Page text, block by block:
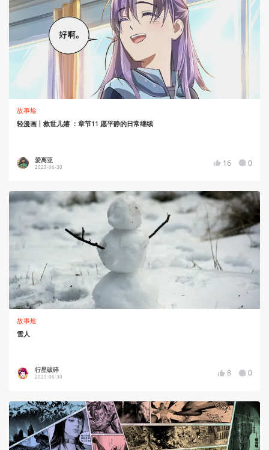
故事烩
轻漫画丨救世儿嬉 ：章节11 愿平静的日常继续
爱离亚
2023-06-30 16 0
故事烩
雪人
行星破碎
2023-06-30 8 0